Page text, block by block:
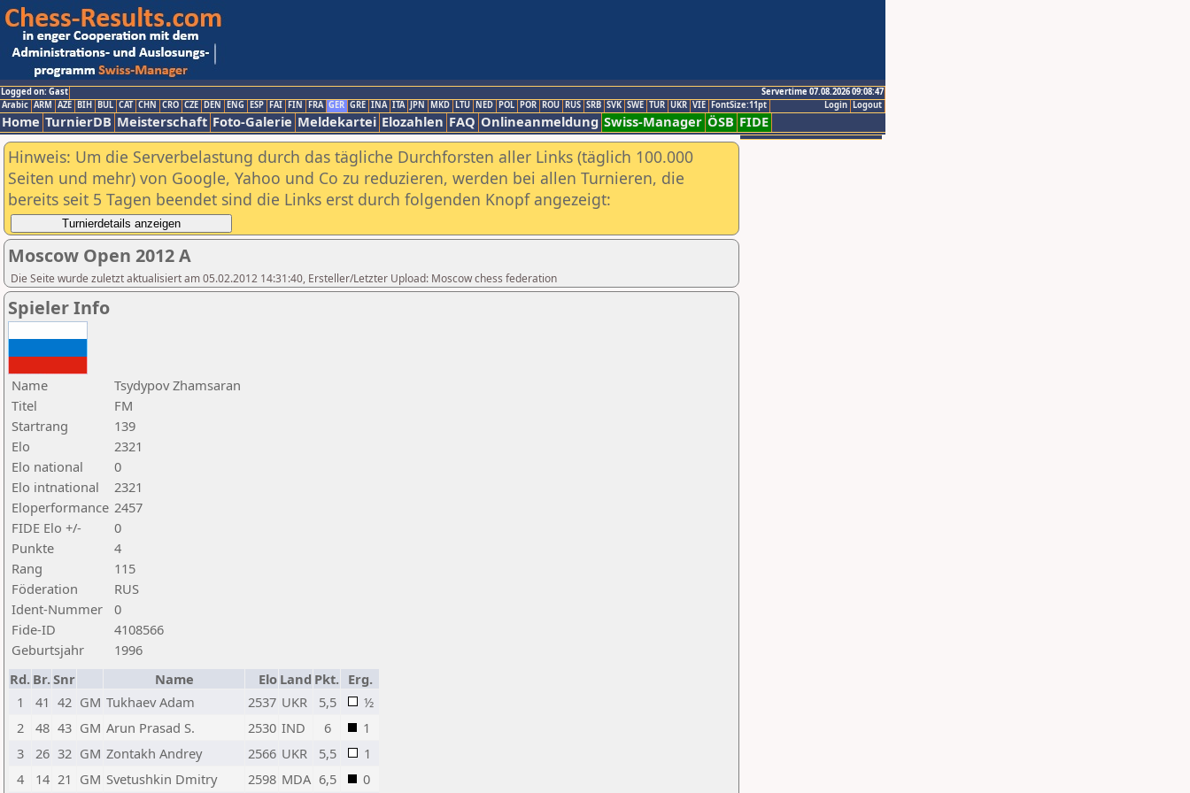
Logged on: Gast
Servertime 07.08.2026 09:08:47
Logout
Login
Arabic ARM AZE BIH BUL CAT CHN CRO CZE DEN ENG ESP FAI FIN FRA GER GRE INA ITA JPN MKD LTU NED POL POR ROU RUS SRB SVK SWE TUR UKR VIE FontSize:11pt
Home TurnierDB Meisterschaft Foto-Galerie Meldekartei Elozahlen FAQ Onlineanmeldung Swiss-Manager ÖSB FIDE
Hinweis: Um die Serverbelastung durch das tägliche Durchforsten aller Links (täglich 100.000
Seiten und mehr) von Google, Yahoo und Co zu reduzieren, werden bei allen Turnieren, die
bereits seit 5 Tagen beendet sind die Links erst durch folgenden Knopf angezeigt:
Moscow Open 2012 A
Die Seite wurde zuletzt aktualisiert am 05.02.2012 14:31:40, Ersteller/Letzter Upload: Moscow chess federation
Spieler Info
Name
Tsydypov Zhamsaran
Titel
FM
Startrang
139
Elo
2321
Elo national
0
Elo intnational
2321
Eloperformance 2457
FIDE Elo +/-
0
Punkte
4
Rang
115
Föderation
RUS
Ident-Nummer
0
Fide-ID
4108566
Geburtsjahr
1996
Rd. Br.Snr Name Elo Land Pkt. Erg.
1
41 42 GM Tukhaev Adam 2537 UKR 5,5
½
2
48 43 GM Arun Prasad S. 2530 IND 6
1
3
26 32 GM Zontakh Andrey 2566 UKR 5,5
1
4
14 21 GM Svetushkin Dmitry 2598 MDA 6,5 0